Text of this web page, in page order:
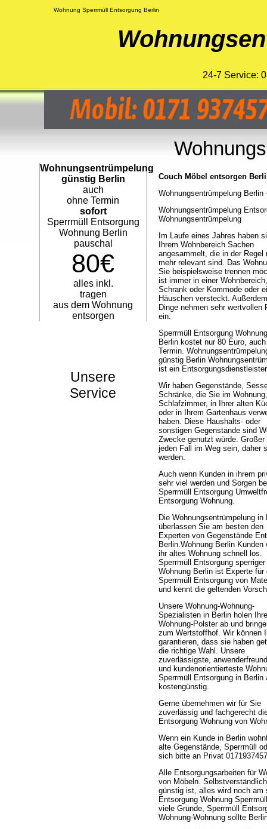
Wohnung Sperrmüll Entsorgung Berlin
24-7 Service:
Wohnungsentrümpelung
günstig Berlin
auch
ohne Termin
sofort
Sperrmüll Entsorgung
Wohnung Berlin
pauschal
80€
alles inkl.
tragen
aus dem Wohnung
entsorgen
Unsere
Service
Couch Möbel entsorgen
Wohnungsentrümpelung
Wohnungsentrümpelung
Wohnungsentrümpelung
Im Laufe eines Jahres haben
Ihrem Wohnbereich Sachen
angesammelt, die in der Regel
mehr relevant sind. Das
Sie beispielsweise trennen
ist immer in einer
Schrank oder Kommode oder
Häuschen versteckt.
Dinge nehmen sehr wertvollen
ein.
Sperrmüll Entsorgung
Berlin kostet nur 80 Euro,
Termin.
günstig Berlin
ist ein
Wir haben Gegenstände,
Schränke, die Sie im Wohnung,
Schlafzimmer, in Ihrer alten
oder in Ihrem Gartenhaus
haben. Diese Haushalts- oder
sonstigen Gegenstände sind
Zwecke genutzt würde.
jeden Fall im Weg sein, daher
werden.
Auch wenn Kunden in ihrem
sehr viel werden und Sorgen
Sperrmüll Entsorgung
Entsorgung Wohnung.
Die Wohnungsentrümpelung in
überlassen Sie am besten den
Experten von Gegenstände
Berlin.Wohnung Berlin Kunden
ihr altes Wohnung schnell los.
Sperrmüll Entsorgung sperriger
Wohnung Berlin ist Experte für
Sperrmüll Entsorgung von
und kennt die geltenden
Unsere Wohnung-Wohnung-
Spezialisten in Berlin holen Ihre
Wohnung-Polster ab und
zum Wertstoffhof. Wir können
garantieren, dass sie haben
die richtige Wahl. Unsere
zuverlässigste,
und kundenorientierteste
Sperrmüll Entsorgung in Berlin
kostengünstig.
Gerne übernehmen wir für Sie
zuverlässig und fachgerecht
Entsorgung Wohnung von
Wenn ein Kunde in Berlin
alte Gegenstände, Sperrmüll
sich bitte an Privat
Alle Entsorgungsarbeiten für
von Möbeln.
günstig ist, alles wird noch am
Entsorgung Wohnung
viele Gründe, Sperrmüll
Wohnung-Wohnung sollte